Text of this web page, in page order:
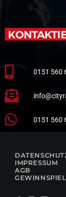
0151 560
0151 560
IMPRESSUM
AGB